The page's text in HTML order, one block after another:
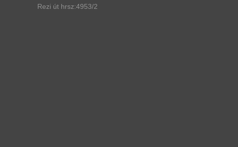
Rezi út hrsz:4953/2